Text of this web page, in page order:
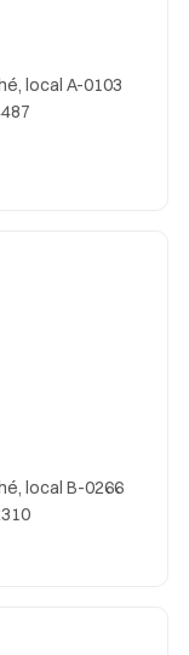
local A-0103
local B-0266